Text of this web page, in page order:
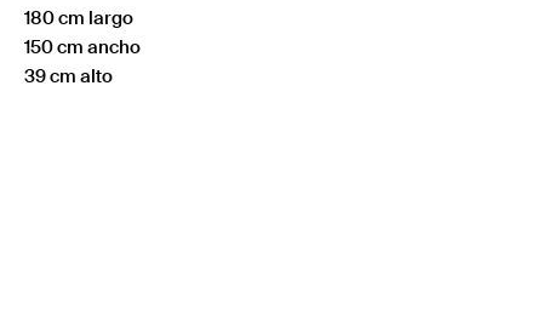
180 cm largo
150 cm ancho
39 cm alto